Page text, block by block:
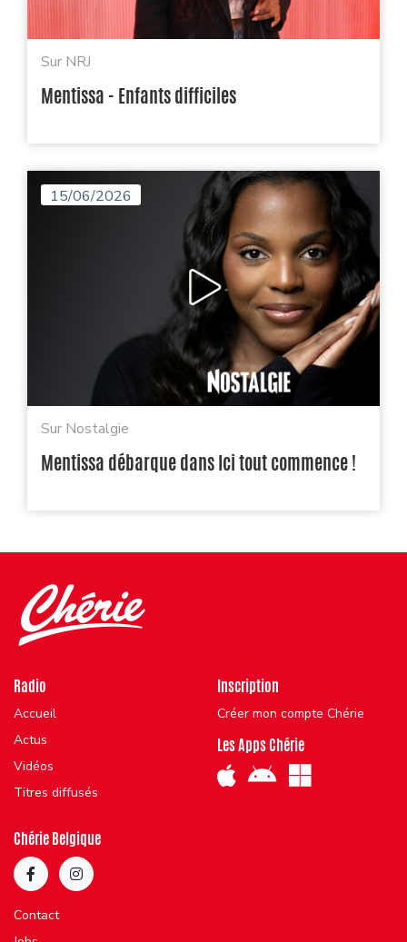
Sur NRJ
Mentissa - Enfants difficiles
15/06/2026
Sur Nostalgie
Mentissa débarque dans Ici tout commence !
Radio
Accueil
Actus
Vidéos
Titres diffusés
Inscription
Créer mon compte Chérie
Les Apps Chérie
Chérie Belgique
Contact